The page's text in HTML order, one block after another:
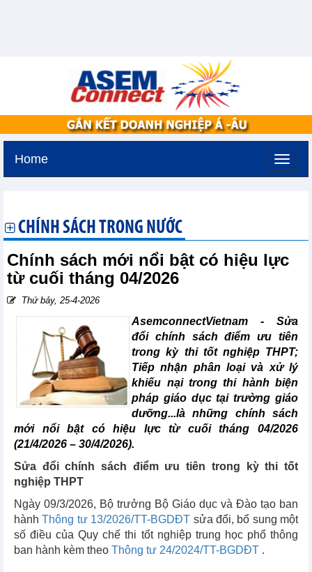
Home
CHÍNH SÁCH TRONG NƯỚC
Chính sách mới nổi bật có hiệu lực
từ cuối tháng 04/2026
Thứ bảy, 25-4-2026
AsemconnectVietnam - Sửa
đổi chính sách điểm ưu tiên
trong kỳ thi tốt nghiệp THPT;
Tiếp nhận phân loại và xử lý
khiếu nại trong thi hành biện
pháp giáo dục tại trường giáo
dưỡng...là những chính sách
mới nổi bật có hiệu lực từ cuối tháng 04/2026
(21/4/2026 – 30/4/2026).
Sửa đổi chính sách điểm ưu tiên trong kỳ thi tốt
nghiệp THPT
Ngày 09/3/2026, Bộ trưởng Bộ Giáo dục và Đào tạo ban
hànhThông tư 13/2026/TT-BGDĐT sửa đổi, bổ sung một
số điều của Quy chế thi tốt nghiệp trung học phổ thông
ban hành kèm theo Thông tư 24/2024/TT-BGDĐT .